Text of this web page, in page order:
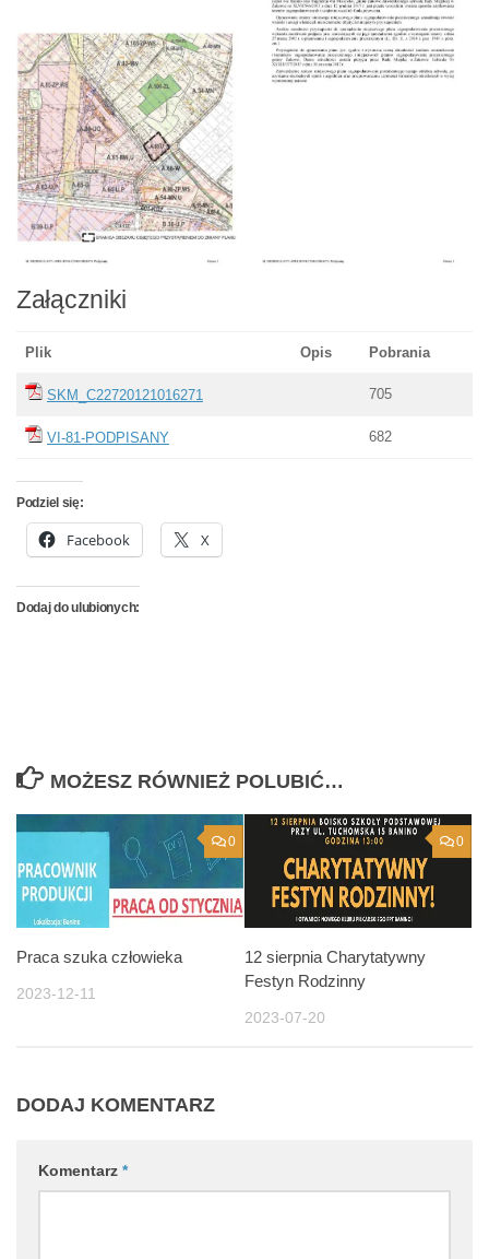
Załączniki
Plik Opis Pobrania
SKM_C22720121016271 705
VI-81-PODPISANY 682
Podziel się:
Facebook X
Dodaj do ulubionych:
MOŻESZ RÓWNIEŻ POLUBIĆ…
0
Praca szuka człowieka
2023-12-11
0
12 sierpnia Charytatywny
Festyn Rodzinny
2023-07-20
DODAJ KOMENTARZ
Komentarz *